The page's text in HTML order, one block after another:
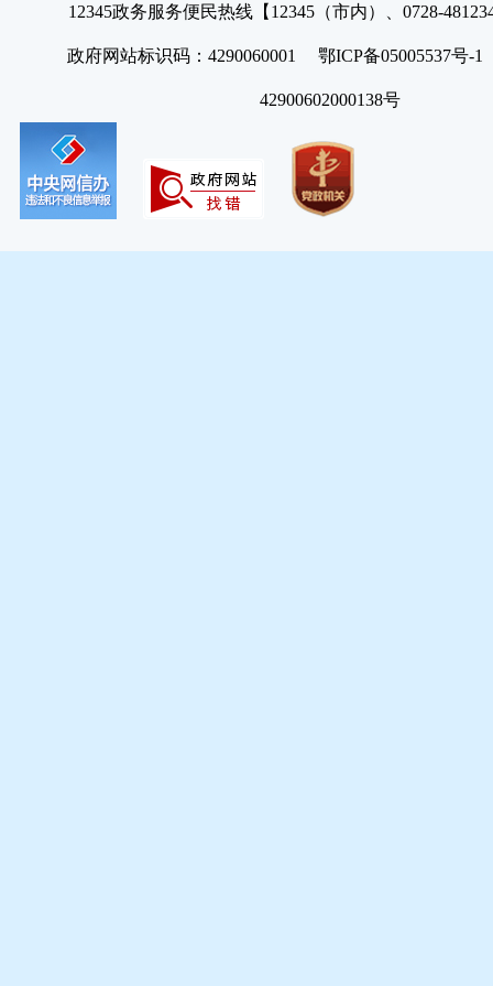
12345政务服务便民热线【12345（市内）、0728-
政府网站标识码：4290060001 鄂ICP备05005537号
42900602000138号